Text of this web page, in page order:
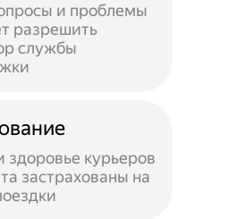
и проблемы
разрешить
службы
здоровье курьеров
застрахованы на